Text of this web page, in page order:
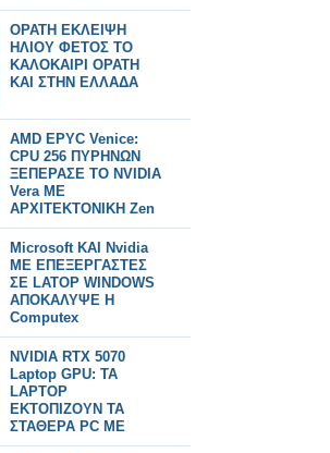
ΟΡΑΤΗ ΕΚΛΕΙΨΗ
ΗΛΙΟΥ ΦΕΤΟΣ ΤΟ
ΚΑΛΟΚΑΙΡΙ ΟΡΑΤΗ
ΚΑΙ ΣΤΗΝ ΕΛΛΑΔΑ
AMD EPYC Venice:
CPU 256 ΠΥΡΗΝΩΝ
ΞΕΠΕΡΑΣΕ ΤΟ NVIDIA
Vera ΜΕ
ΑΡΧΙΤΕΚΤΟΝΙΚΗ Zen
6
Microsoft KAI Nvidia
ΜΕ ΕΠΕΞΕΡΓΑΣΤΕΣ
ΣΕ LATOP WINDOWS
ΑΠΟΚΑΛΥΨΕ Η
Computex
NVIDIA RTX 5070
Laptop GPU: TA
LAPTOP
ΕΚΤΟΠΙΖΟΥΝ ΤΑ
ΣΤΑΘΕΡΑ PC ME
12GB VRAM